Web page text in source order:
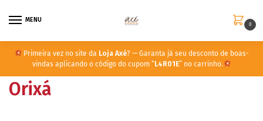
MENU
0
Primeira vez no site da Loja Axé? — Garanta já seu desconto de boas-
vindas aplicando o código do cupom “ L4R01E” no carrinho.
Orixá